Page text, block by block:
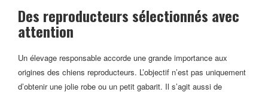
Des reproducteurs sélectionnés avec
attention
Un élevage responsable accorde une grande importance aux
origines des chiens reproducteurs. L’objectif n’est pas uniquement
d’obtenir une jolie robe ou un petit gabarit. Il s’agit aussi de